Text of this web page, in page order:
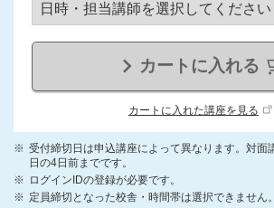
カートに入れる
カートに入れた講座を見る
受付締切日は申込講座によって異なります。対面
日の4日前までです。
ログインIDの登録が必要です。
定員締切となった校舎・時間帯は選択できません。